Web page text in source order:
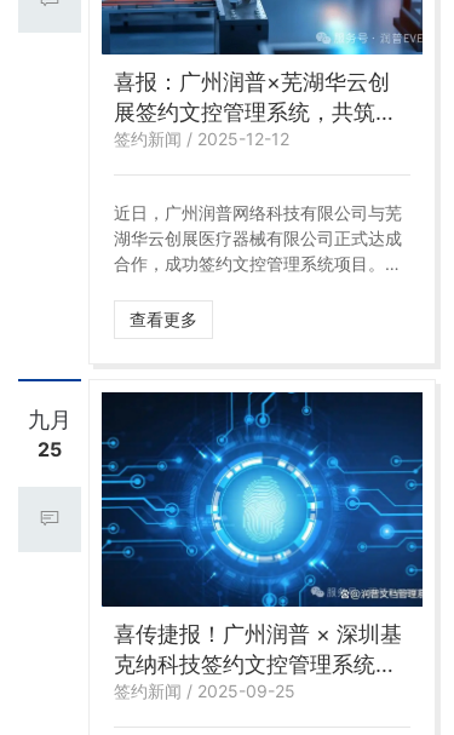
喜报：广州润普×芜湖华云创
展签约文控管理系统，共筑行
业文控新标杆
签约新闻 / 2025-12-12
近日，广州润普网络科技有限公司与芜
湖华云创展医疗器械有限公司正式达成
合作，成功签约文控管理系统项目。此
方案，破解医疗器械行业质量体系文件
管理痛点，助力芜湖华云创展实现文件
质量发展筑牢文控根基。
查看更多
九月
25
喜传捷报！广州润普 × 深圳基
克纳科技签约文控管理系统，
打造行业文控管理新标杆
签约新闻 / 2025-09-25